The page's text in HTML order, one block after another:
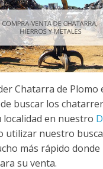
Chatarra de Plomo
buscar los
localidad en nuestro
utilizar nuestro
más rápido
su venta.